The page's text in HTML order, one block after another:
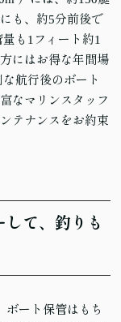
も、約5分前後で
も1フィート約1
にはお得な年間場
航行後のボート
なマリンスタッフ
テナンスをお約束
て、釣りも
ボート保管はもち